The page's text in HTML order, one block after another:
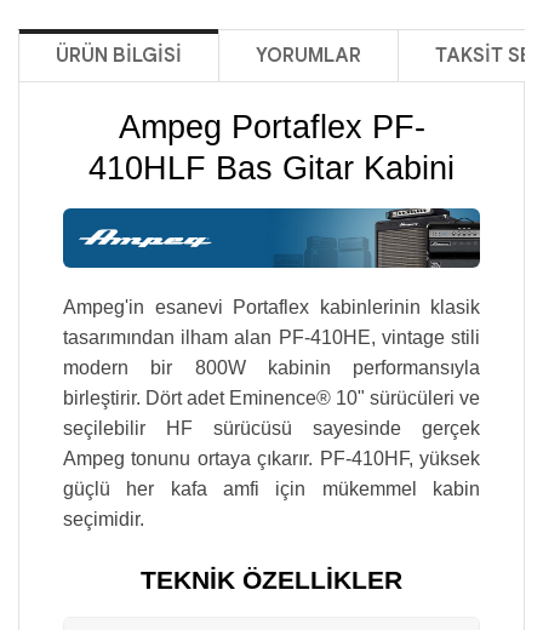
ÜRÜN BILGISI YORUMLAR TAKSIT
Ampeg Portaflex PF-
410HLF Bas Gitar Kabini
Ampeg'in esanevi Portaflex kabinlerinin klasik
tasarımından ilham alan PF-410HE, vintage stili
modern bir 800W kabinin performansıyla
birleştirir. Dört adet Eminence® 10" sürücüleri ve
seçilebilir HF sürücüsü sayesinde gerçek
Ampeg tonunu ortaya çıkarır. PF-410HF, yüksek
güçlü her kafa amfi için mükemmel kabin
seçimidir.
TEKNİK ÖZELLİKLER